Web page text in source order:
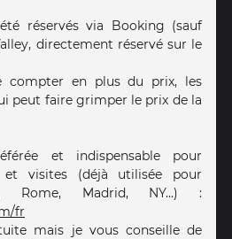
réservés via Booking (sauf
directement réservé sur le
compter en plus du prix, les
peut faire grimper le prix de la
et indispensable pour
visites (déjà utilisée pour
Rome, Madrid, NY...) :
fr
mais je vous conseille de